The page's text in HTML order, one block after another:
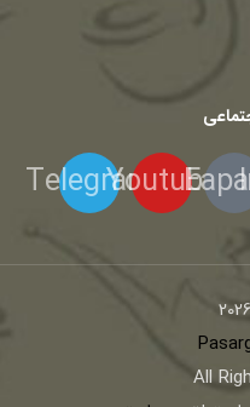
Youtube
Telegram
All